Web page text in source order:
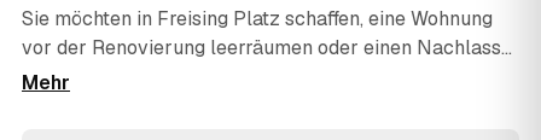
Sie möchten in Freising Platz schaffen, eine Wohnung
vor der Renovierung leerräumen oder einen Nachlass
auflösen? Beschreiben Sie Ihren Auftrag bei AWL